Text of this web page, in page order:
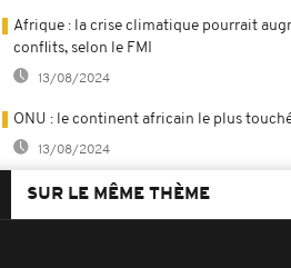
Afrique : la crise climatique pourrait
conflits, selon le FMI
13/08/2024
ONU : le continent africain le plus
13/08/2024
SUR LE MÊME THÈME